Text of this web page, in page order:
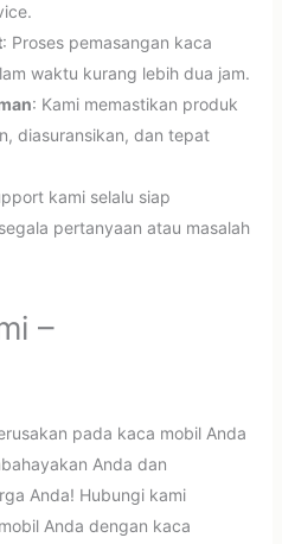
: Proses pemasangan kaca
waktu kurang lebih dua jam.
: Kami memastikan produk
diasuransikan, dan tepat
kami selalu siap
pertanyaan atau masalah
–
pada kaca mobil Anda
Anda dan
Anda! Hubungi kami
Anda dengan kaca